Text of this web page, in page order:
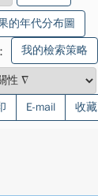
的年代分布圖
： 我的檢索策略
E-mail 收藏